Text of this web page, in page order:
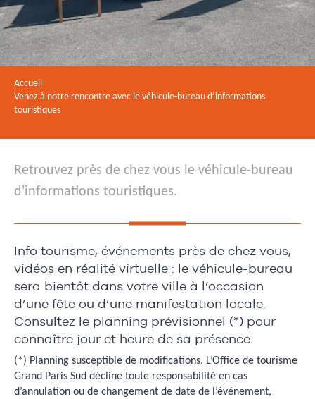
Accueil
Venez à notre rencontre avec le véhicule-bureau d’informations
touristiques
Retrouvez près de chez vous le véhicule-bureau
d'informations touristiques.
Info tourisme, événements près de chez vous,
vidéos en réalité virtuelle : le véhicule-bureau
sera bientôt dans votre ville à l’occasion
d’une fête ou d’une manifestation locale.
Consultez le planning prévisionnel (*) pour
connaître jour et heure de sa présence.
(*) Planning susceptible de modifications. L’Office de tourisme
Grand Paris Sud décline toute responsabilité en cas
d’annulation ou de changement de date de l’événement,